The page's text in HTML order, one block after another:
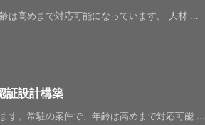
は高めまで対応可能になっています。 人材 ...
証設計構築
す。常駐の案件で、年齢は高めまで対応可能 ...